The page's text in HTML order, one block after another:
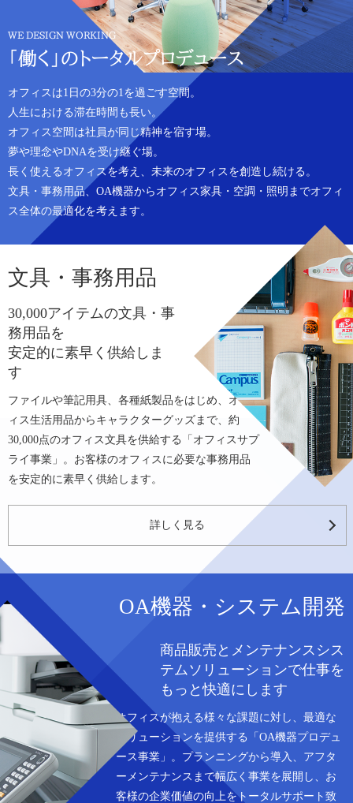
WE DESIGN WORKING
「働く」のトータルプロデュース
オフィスは1日の3分の1を過ごす空間。
人生における滞在時間も長い。
オフィス空間は社員が同じ精神を宿す場。
夢や理念やDNAを受け継ぐ場。
長く使えるオフィスを考え、未来のオフィスを創造し続ける。
文具・事務用品、OA機器からオフィス家具・空調・照明までオフィ
ス全体の最適化を考えます。
文具・事務用品
30,000アイテムの文具・事
務用品を
安定的に素早く供給しま
す
ファイルや筆記用具、各種紙製品をはじめ、オフ
ィス生活用品からキャラクターグッズまで、約
30,000点のオフィス文具を供給する「オフィスサプ
ライ事業」。お客様のオフィスに必要な事務用品
を安定的に素早く供給します。
詳しく見る
OA機器・システム開発
商品販売とメンテナンスシス
テムソリューションで仕事を
もっと快適にします
オフィスが抱える様々な課題に対し、最適な
ソリューションを提供する「OA機器プロデュ
ース事業」。プランニングから導入、アフタ
ーメンテナンスまで幅広く事業を展開し、お
客様の企業価値の向上をトータルサポート致